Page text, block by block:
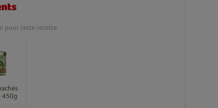
pour cette recette
450g